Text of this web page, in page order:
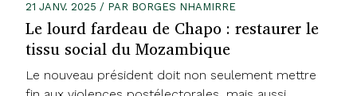
21 JANV. 2025 / PAR BORGES NHAMIRRE
Le lourd fardeau de Chapo : restaurer le
tissu social du Mozambique
Le nouveau président doit non seulement mettre